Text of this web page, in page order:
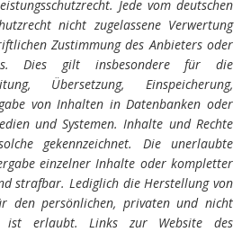
Jede vom deutschen
nicht zugelassene Verwertung
Zustimmung des Anbieters oder
Dies gilt insbesondere für die
Übersetzung, Einspeicherung,
von Inhalten in Datenbanken oder
und Systemen. Inhalte und Rechte
gekennzeichnet. Die unerlaubte
einzelner Inhalte oder kompletter
strafbar. Lediglich die Herstellung von
den persönlichen, privaten und nicht
ist erlaubt. Links zur Website des